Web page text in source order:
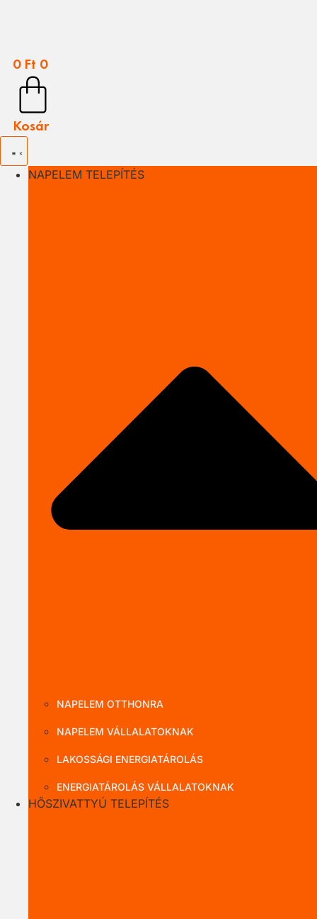
0 Ft 0
Kosár
NAPELEM TELEPÍTÉS
NAPELEM OTTHONRA
NAPELEM VÁLLALATOKNAK
LAKOSSÁGI ENERGIATÁROLÁS
ENERGIATÁROLÁS VÁLLALATOKNAK
HŐSZIVATTYÚ TELEPÍTÉS